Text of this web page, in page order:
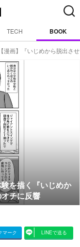
TECH BOOK
【漫画】『いじめから脱出さ
を描く『いじめか
チに反響
マーク LINEで送る